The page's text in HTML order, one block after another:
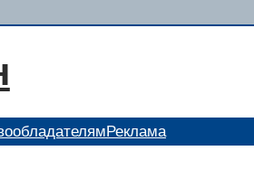
Реклама